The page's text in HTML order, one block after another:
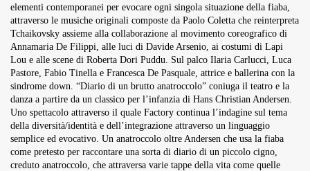
elementi contemporanei per evocare ogni singola situazione della fiaba,
attraverso le musiche originali composte da Paolo Coletta che reinterpreta
Tchaikovsky assieme alla collaborazione al movimento coreografico di
Annamaria De Filippi, alle luci di Davide Arsenio, ai costumi di Lapi
Lou e alle scene di Roberta Dori Puddu. Sul palco Ilaria Carlucci, Luca
Pastore, Fabio Tinella e Francesca De Pasquale, attrice e ballerina con la
sindrome down. “Diario di un brutto anatroccolo” coniuga il teatro e la
danza a partire da un classico per l’infanzia di Hans Christian Andersen.
Uno spettacolo attraverso il quale Factory continua l’indagine sul tema
della diversità/identità e dell’integrazione attraverso un linguaggio
semplice ed evocativo. Un anatroccolo oltre Andersen che usa la fiaba
come pretesto per raccontare una sorta di diario di un piccolo cigno,
creduto anatroccolo, che attraversa varie tappe della vita come quelle